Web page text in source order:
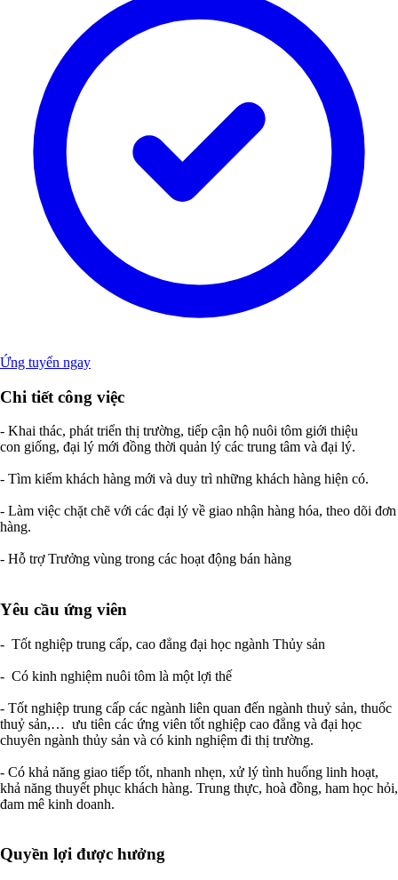
Ứng tuyển ngay
Chi tiết công việc
- Khai thác, phát triển thị trường, tiếp cận hộ nuôi tôm giới thiệu
con giống, đại lý mới đồng thời quản lý các trung tâm và đại lý.
- Tìm kiếm khách hàng mới và duy trì những khách hàng hiện có.
- Làm việc chặt chẽ với các đại lý về giao nhận hàng hóa, theo dõi đơn
hàng.
- Hỗ trợ Trưởng vùng trong các hoạt động bán hàng
Yêu cầu ứng viên
- Tốt nghiệp trung cấp, cao đẳng đại học ngành Thủy sản
- Có kinh nghiệm nuôi tôm là một lợi thế
- Tốt nghiệp trung cấp các ngành liên quan đến ngành thuỷ sản, thuốc
thuỷ sản,… ưu tiên các ứng viên tốt nghiệp cao đẳng và đại học
chuyên ngành thủy sản và có kinh nghiệm đi thị trường.
- Có khả năng giao tiếp tốt, nhanh nhẹn, xử lý tình huống linh hoạt,
khả năng thuyết phục khách hàng. Trung thực, hoà đồng, ham học hỏi,
đam mê kinh doanh.
Quyền lợi được hưởng